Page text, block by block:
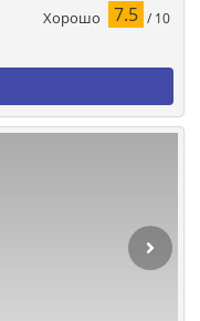
Хорошо 7.5 / 10